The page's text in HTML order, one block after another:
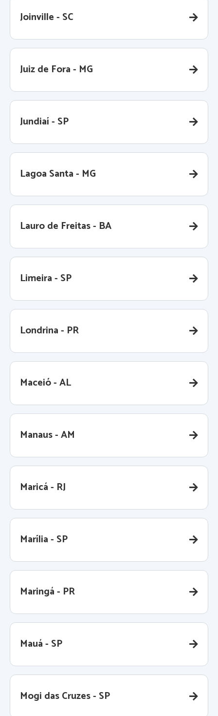
Joinville - SC
Juiz de Fora - MG
Jundiaí - SP
Lagoa Santa - MG
Lauro de Freitas - BA
Limeira - SP
Londrina - PR
Maceió - AL
Manaus - AM
Maricá - RJ
Marília - SP
Maringá - PR
Mauá - SP
Mogi das Cruzes - SP